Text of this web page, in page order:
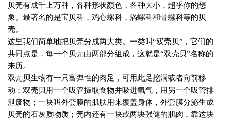
贝壳有成千上万种，各种形状颜色，各种大小，超乎你的想
象。最著名的是宝贝科，鸡心螺科，涡螺科和骨螺科等的贝
壳。
这里我们简单地把贝壳分成两大类。一类叫“双壳贝”，它们的
共同点是，每一个贝壳由两部分组成，这就是“双壳贝”名称的
来历。
双壳贝生物有一只富弹性的肉足，可用此足挖洞或者向前移
动；双壳贝用一个吸管摄取食物并吸进氧气，用另一个吸管排
泄废物；一块叫外套膜的肌肤用来覆盖身体，外套膜分泌生成
贝壳的石灰质物质；壳内还有一块或两块强健的肌肉，靠这块